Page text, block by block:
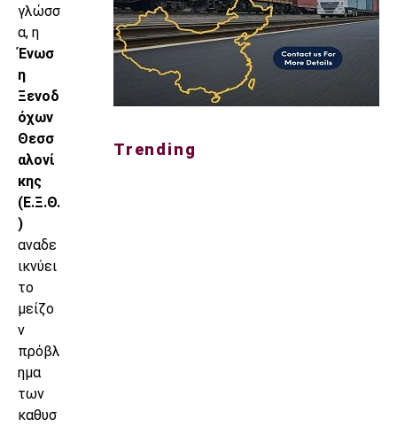
γλώσσ
α, η
Ένωσ
η
Ξενοδ
όχων
Θεσσ
αλονί
κης
(Ε.Ξ.Θ.
)
αναδε
ικνύει
το
μείζο
ν
πρόβλ
ημα
των
καθυσ
Trending